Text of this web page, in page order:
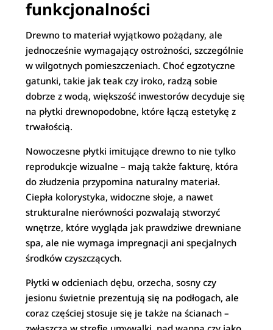
funkcjonalności
Drewno to materiał wyjątkowo pożądany, ale
jednocześnie wymagający ostrożności, szczególnie
w wilgotnych pomieszczeniach. Choć egzotyczne
gatunki, takie jak teak czy iroko, radzą sobie
dobrze z wodą, większość inwestorów decyduje się
na płytki drewnopodobne, które łączą estetykę z
trwałością.
Nowoczesne płytki imitujące drewno to nie tylko
reprodukcje wizualne – mają także fakturę, która
do złudzenia przypomina naturalny materiał.
Ciepła kolorystyka, widoczne słoje, a nawet
strukturalne nierówności pozwalają stworzyć
wnętrze, które wygląda jak prawdziwe drewniane
spa, ale nie wymaga impregnacji ani specjalnych
środków czyszczących.
Płytki w odcieniach dębu, orzecha, sosny czy
jesionu świetnie prezentują się na podłogach, ale
coraz częściej stosuje się je także na ścianach –